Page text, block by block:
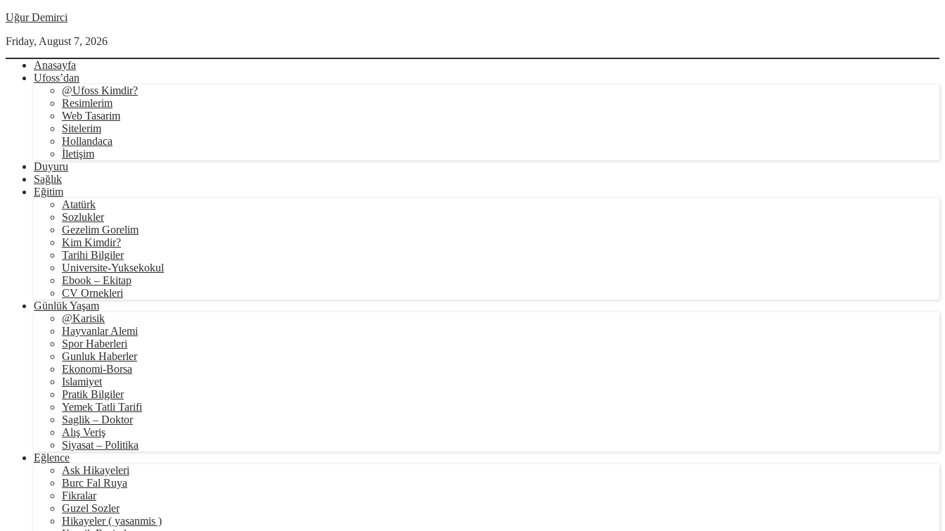
Uğur Demirci
Friday, August 7, 2026
Anasayfa
Ufoss’dan
@Ufoss Kimdir?
Resimlerim
Web Tasarim
Sitelerim
Hollandaca
İletişim
Duyuru
Sağlık
Eğitim
Atatürk
Sozlukler
Gezelim Gorelim
Kim Kimdir?
Tarihi Bilgiler
Universite-Yuksekokul
Ebook – Ekitap
CV Ornekleri
Günlük Yaşam
@Karisik
Hayvanlar Alemi
Spor Haberleri
Gunluk Haberler
Ekonomi-Borsa
Islamiyet
Pratik Bilgiler
Yemek Tatli Tarifi
Saglik – Doktor
Alış Veriş
Siyasat – Politika
Eğlence
Ask Hikayeleri
Burc Fal Ruya
Fikralar
Guzel Sozler
Hikayeler ( yasanmis )